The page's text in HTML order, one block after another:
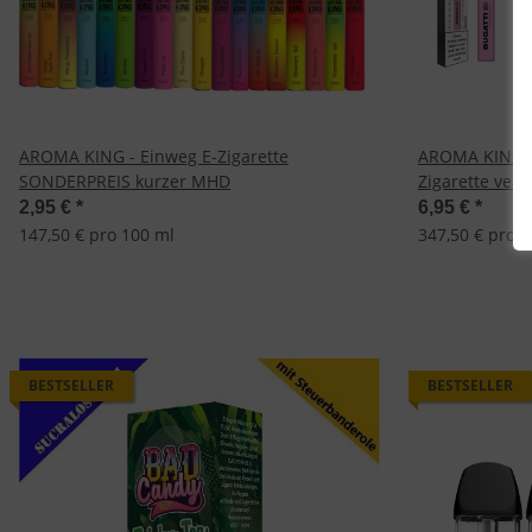
AROMA KING - Einweg E-Zigarette
SONDERPREIS kurzer MHD
2,95 € *
147,50 € pro 100 ml
AROMA KING
Zigarette
6,95 € *
347,50 € pro
BESTSELLER BESTSELLER